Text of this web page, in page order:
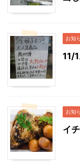
お知
11/
お知
イ